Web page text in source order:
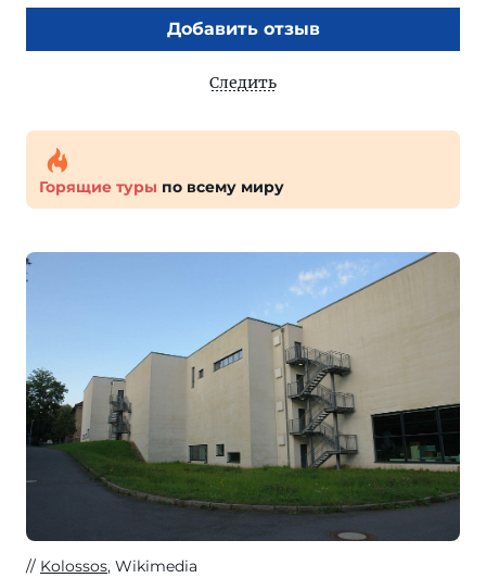
Добавить отзыв
Следить
Горящие туры по всему миру
Kolossos, Wikimedia